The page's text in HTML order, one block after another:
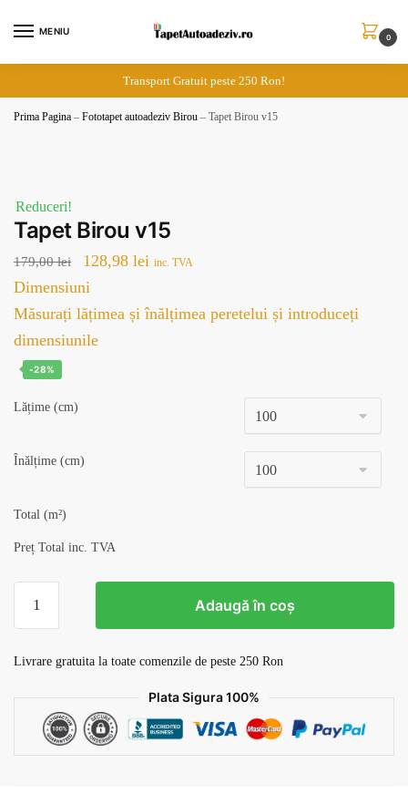
MENIU
0
Transport Gratuit peste 250 Ron!
Prima Pagina – Fototapet autoadeziv Birou – Tapet Birou v15
Reduceri!
Tapet Birou v15
179,00lei
Prețul
inițial
a
fost:
128,98 lei Prețul
este:
inc. TVA
Dimensiuni
Măsurați lățimea și înălțimea peretelui și introduceți
dimensiunile
-28%
Lățime (cm)
Înălțime (cm)
Total (m²)
Preț Total inc. TVA
Tapet
v15
Adaugă în coș
Livrare gratuita la toate comenzile de peste 250 Ron
Plata Sigura 100%